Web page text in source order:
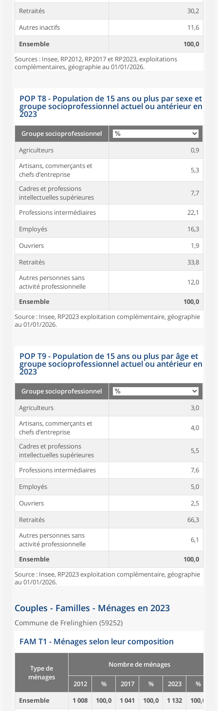
Retraités
30,2
Autres inactifs
11,6
Ensemble
100,0
Sources : Insee, RP2012, RP2017 et RP2023, exploitations
complémentaires, géographie au 01/01/2026.
POP T8 - Population de 15 ans ou plus par sexe et
groupe socioprofessionnel actuel ou antérieur en
2023
Groupe socioprofessionnel
Agriculteurs
0,9
Artisans, commerçants et
chefs d’entreprise
5,3
Cadres et professions
intellectuelles supérieures
7,7
Professions intermédiaires
22,1
Employés
16,3
Ouvriers
1,9
Retraités
33,8
Autres personnes sans
activité professionnelle
12,0
Ensemble
100,0
Source : Insee, RP2023 exploitation complémentaire, géographie
au 01/01/2026.
POP T9 - Population de 15 ans ou plus par âge et
groupe socioprofessionnel actuel ou antérieur en
2023
Groupe socioprofessionnel
Agriculteurs
3,0
Artisans, commerçants et
chefs d’entreprise
4,0
Cadres et professions
intellectuelles supérieures
5,5
Professions intermédiaires
7,6
Employés
5,0
Ouvriers
2,5
Retraités
66,3
Autres personnes sans
activité professionnelle
6,1
Ensemble
100,0
Source : Insee, RP2023 exploitation complémentaire, géographie
au 01/01/2026.
Couples - Familles - Ménages en 2023
Commune de Frelinghien (59252)
FAM T1 - Ménages selon leur composition
Type de
ménages
Nombre de ménages
2012 % 2017 % 2023 %
Ensemble
1 008 100,0 1 041 100,0 1 132 100,0